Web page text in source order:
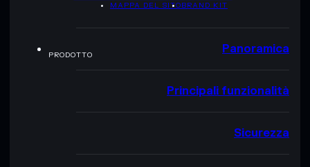
MAPPA DEL SITOBRAND KIT
PRODOTTO Panoramica
Principali funzionalità
Sicurezza